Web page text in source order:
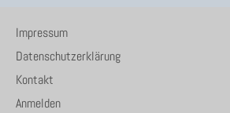
Impressum
Datenschutzerklärung
Kontakt
Anmelden